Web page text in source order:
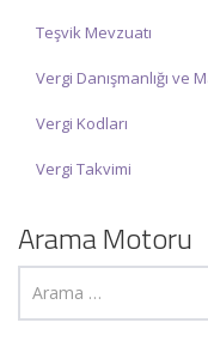
Teşvik Mevzuatı
Vergi Danışmanlığı ve
Vergi Kodları
Vergi Takvimi
Arama Motoru